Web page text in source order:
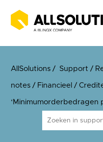
AllSolutions / Support/
notes / Financieel /
‘Minimumorderbedragen